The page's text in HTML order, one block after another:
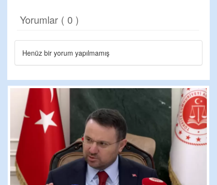
Yorumlar ( 0 )
Henüz bir yorum yapılmamış